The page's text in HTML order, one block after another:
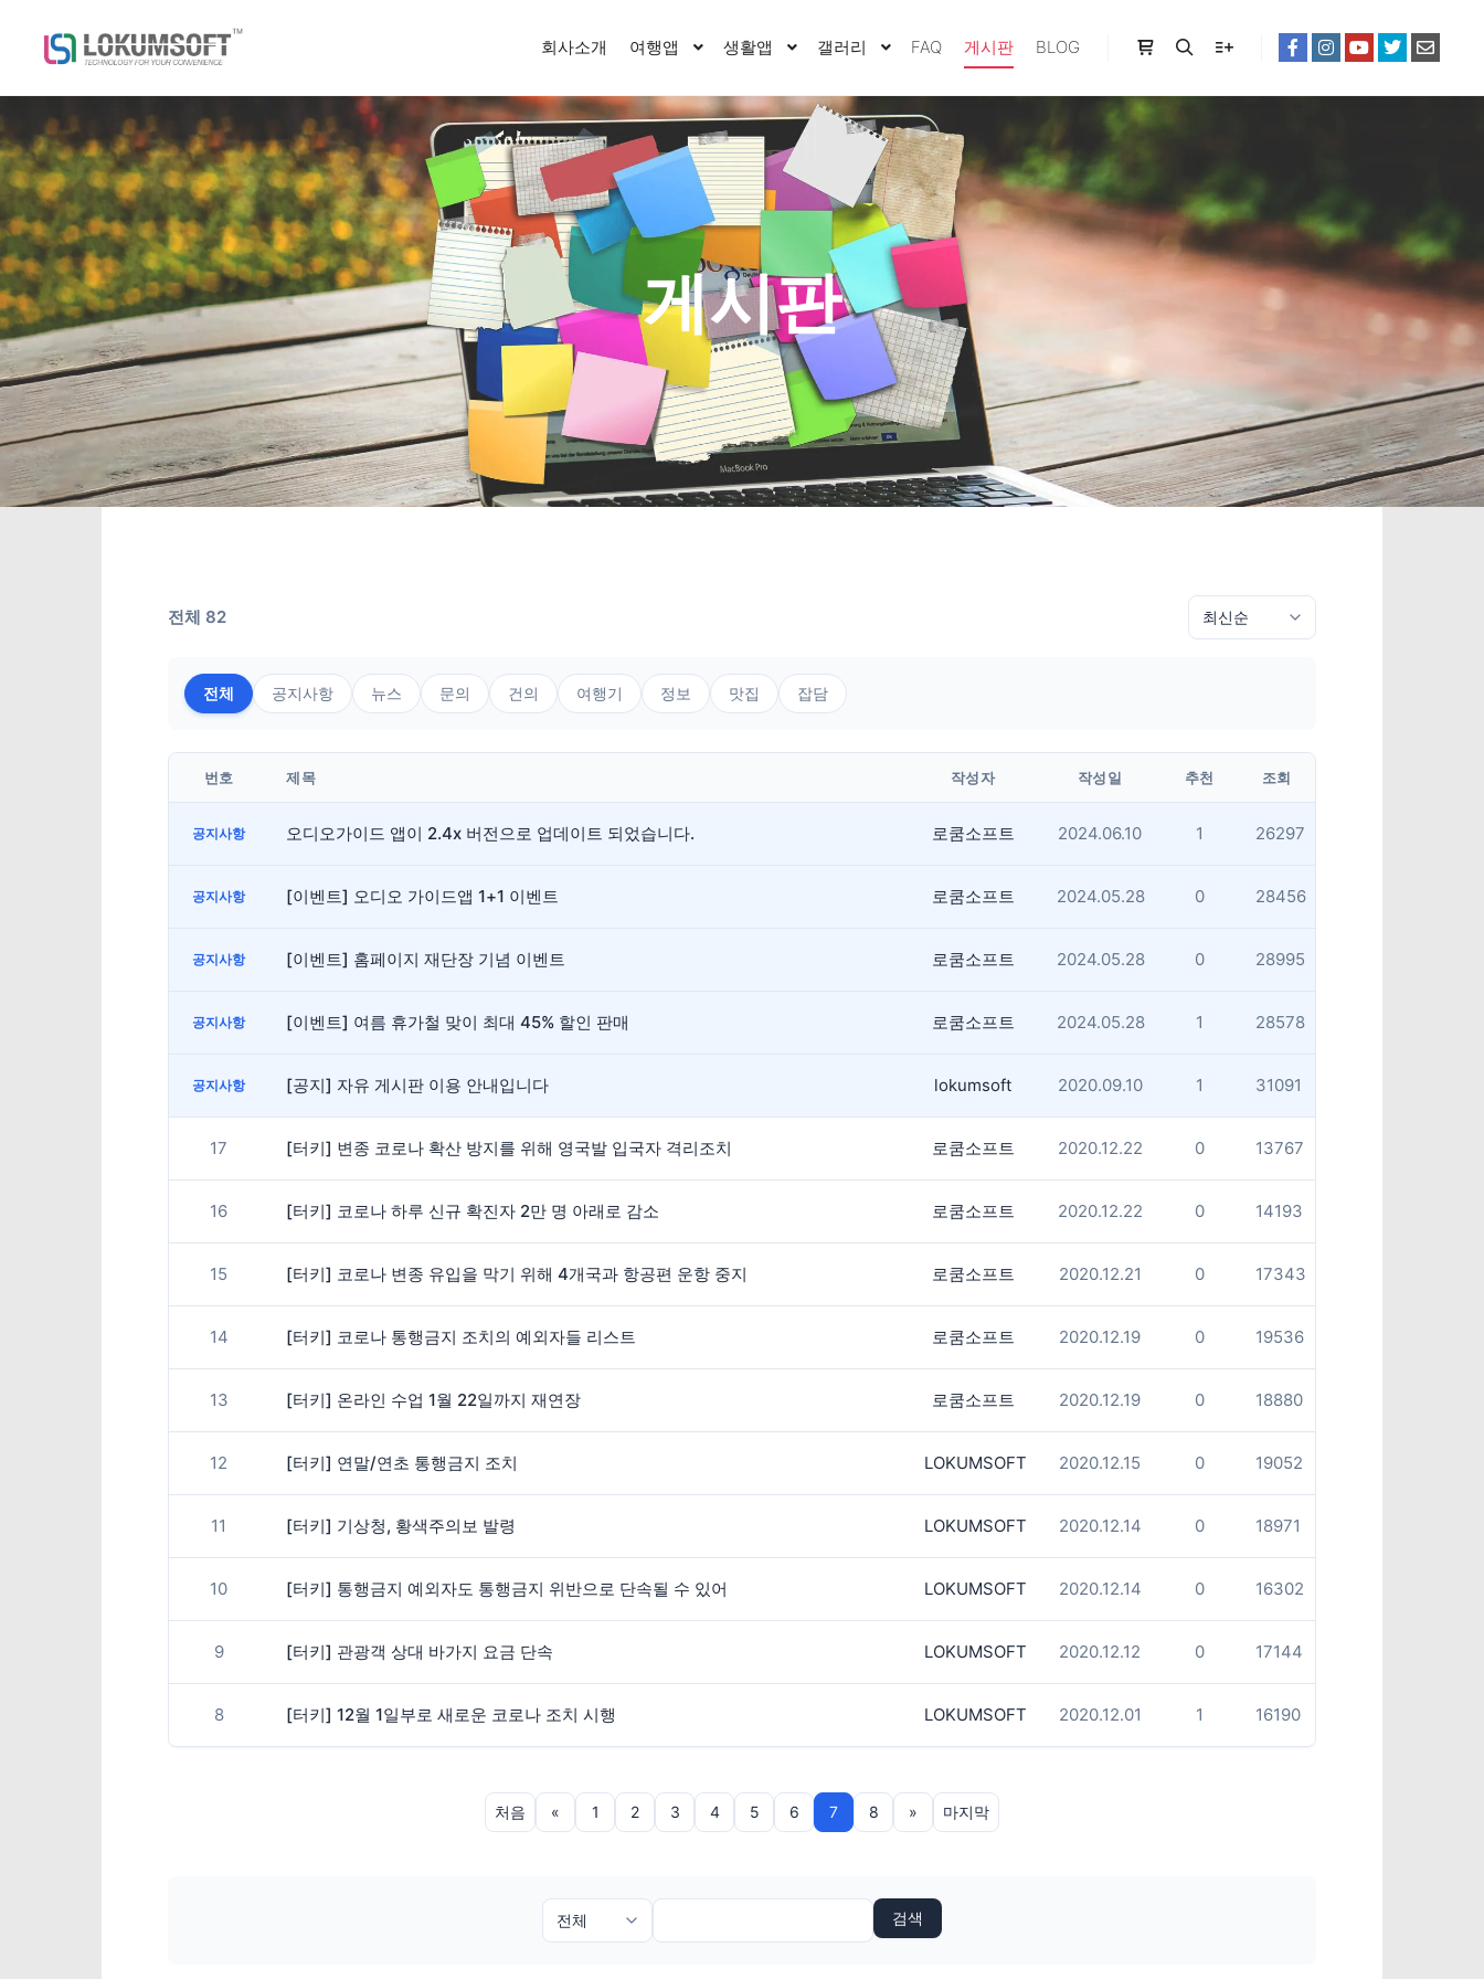
회사소개 여행앱 생활앱 갤러리 FAQ 게시판 BLOG
게시판
전체 82
전체 공지사항 뉴스 문의 건의 여행기 정보 맛집 잡담
번호 제목 작성자 작성일 추천 조회
공지사항 오디오가이드 앱이 2.4x 버전으로 업데이트 되었습니다. 로쿰소프트 2024.06.10 1 26297
공지사항 [이벤트] 오디오 가이드앱 1+1 이벤트 로쿰소프트 2024.05.28 0 28456
공지사항 [이벤트] 홈페이지 재단장 기념 이벤트 로쿰소프트 2024.05.28 0 28995
공지사항 [이벤트] 여름 휴가철 맞이 최대 45% 할인 판매 로쿰소프트 2024.05.28 1 28578
공지사항 [공지] 자유 게시판 이용 안내입니다 lokumsoft 2020.09.10 1 31091
17 [터키] 변종 코로나 확산 방지를 위해 영국발 입국자 격리조치 로쿰소프트 2020.12.22 0 13767
16 [터키] 코로나 하루 신규 확진자 2만 명 아래로 감소 로쿰소프트 2020.12.22 0 14193
15 [터키] 코로나 변종 유입을 막기 위해 4개국과 항공편 운항 중지 로쿰소프트 2020.12.21 0 17343
14 [터키] 코로나 통행금지 조치의 예외자들 리스트 로쿰소프트 2020.12.19 0 19536
13 [터키] 온라인 수업 1월 22일까지 재연장 로쿰소프트 2020.12.19 0 18880
12 [터키] 연말/연초 통행금지 조치 LOKUMSOFT 2020.12.15 0 19052
11 [터키] 기상청, 황색주의보 발령 LOKUMSOFT 2020.12.14 0 18971
10 [터키] 통행금지 예외자도 통행금지 위반으로 단속될 수 있어 LOKUMSOFT 2020.12.14 0 16302
9 [터키] 관광객 상대 바가지 요금 단속 LOKUMSOFT 2020.12.12 0 17144
8 [터키] 12월 1일부로 새로운 코로나 조치 시행 LOKUMSOFT 2020.12.01 1 16190
처음 « 1 2 3 4 5 6 7 8 » 마지막
검색